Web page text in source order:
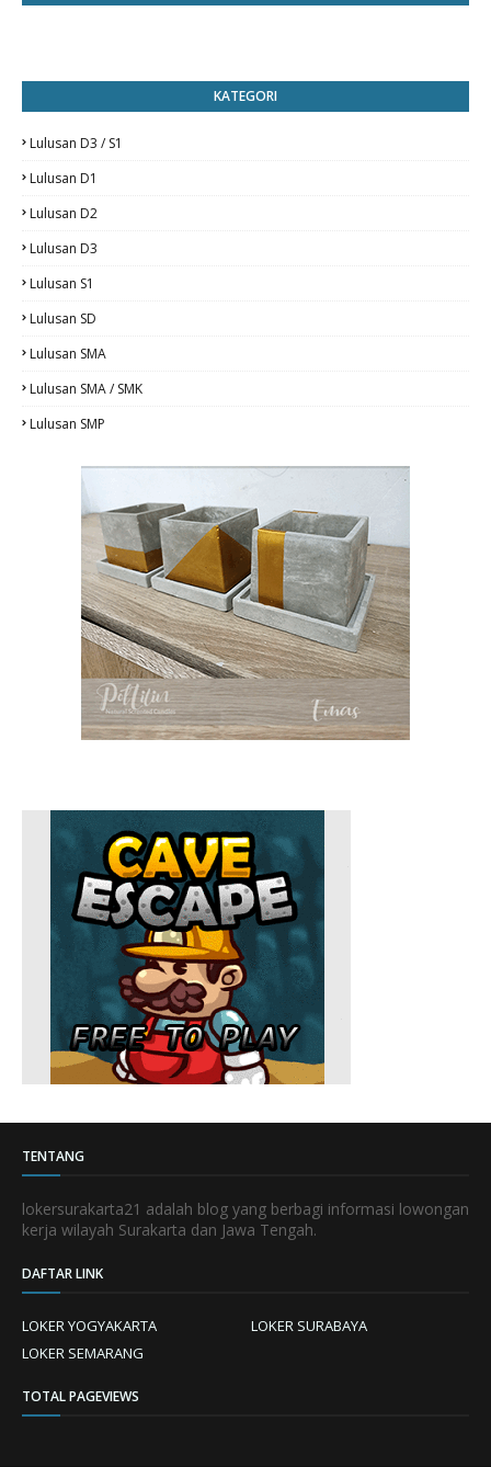
KATEGORI
Lulusan D3 / S1
Lulusan D1
Lulusan D2
Lulusan D3
Lulusan S1
Lulusan SD
Lulusan SMA
Lulusan SMA / SMK
Lulusan SMP
TENTANG
lokersurakarta21 adalah blog yang berbagi informasi lowongan
kerja wilayah Surakarta dan Jawa Tengah.
DAFTAR LINK
LOKER YOGYAKARTA
LOKER SURABAYA
LOKER SEMARANG
TOTAL PAGEVIEWS